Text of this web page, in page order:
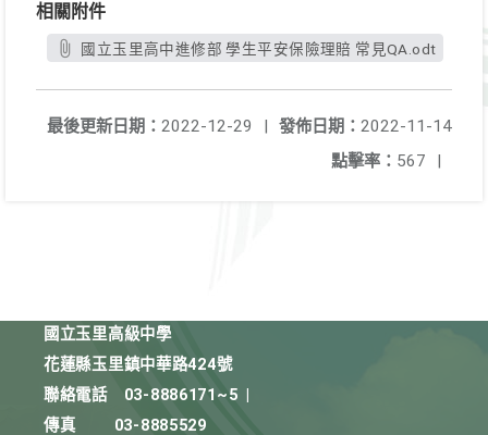
相關附件
國立玉里高中進修部 學生平安保險理賠 常見QA.odt
發佈日期： 2022-11-14
最後更新日期： 2022-12-29
|
點擊率： 567 |
國立玉里高級中學
花蓮縣玉里鎮中華路424號
聯絡電話
03-8886171~5
傳真
03-8885529